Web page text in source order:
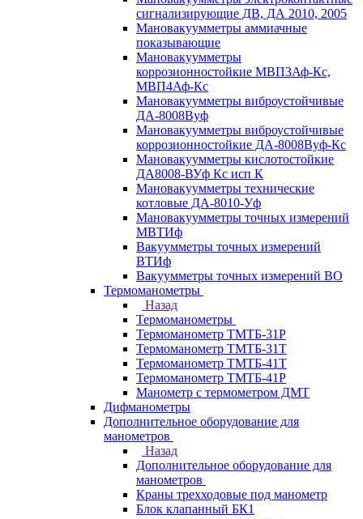
сигнализирующие ДВ, ДА 2010, 2005
Мановакуумметры аммиачные
показывающие
Мановакуумметры
коррозионностойкие МВП3Аф-Кс,
МВП4Аф-Кс
Мановакуумметры виброустойчивые
ДА-8008Вуф
Мановакуумметры виброустойчивые
коррозионностойкие ДА-8008Вуф-Кс
Мановакуумметры кислотостойкие
ДА8008-ВУф Кс исп К
Мановакуумметры технические
котловые ДА-8010-Уф
Мановакуумметры точных измерений
МВТИф
Вакуумметры точных измерений
ВТИф
Вакуумметры точных измерений ВО
Термоманометры
Назад
Термоманометры
Термоманометр ТМТБ-31Р
Термоманометр ТМТБ-31Т
Термоманометр ТМТБ-41Т
Термоманометр ТМТБ-41Р
Манометр с термометром ДМТ
Дифманометры
Дополнительное оборудование для
манометров
Назад
Дополнительное оборудование для
манометров
Краны трехходовые под манометр
Блок клапанный БК1